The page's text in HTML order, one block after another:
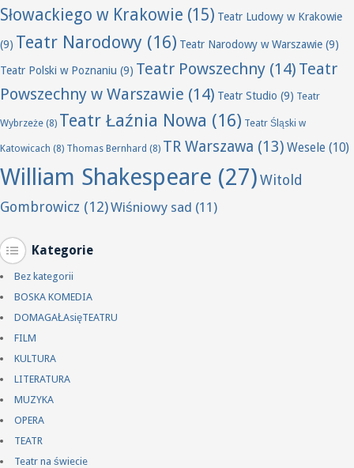
Słowackiego w Krakowie (15) Teatr Ludowy w Krakowie
(9) Teatr Narodowy (16) Teatr Narodowy w Warszawie (9)
Teatr Polski w Poznaniu (9) Teatr Powszechny (14) Teatr
Powszechny w Warszawie (14) Teatr Studio (9) Teatr
Wybrzeże (8) Teatr Łaźnia Nowa (16) Teatr Śląski w
Katowicach (8) Thomas Bernhard (8) TR Warszawa (13) Wesele (10)
William Shakespeare (27)Witold
Gombrowicz (12)Wiśniowy sad (11)
Kategorie
Bez kategorii
BOSKA KOMEDIA
DOMAGAŁAsięTEATRU
FILM
KULTURA
LITERATURA
MUZYKA
OPERA
TEATR
Teatr na świecie